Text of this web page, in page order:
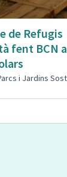
de Refugis
fent BCN
i Jardins